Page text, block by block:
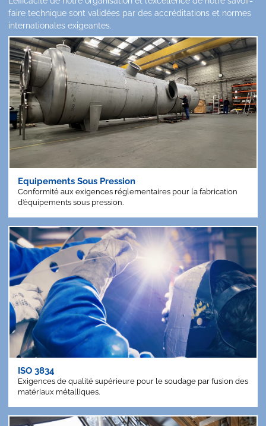
faire technique sont validées par des accréditations et normes
internationales exigeantes.
Equipements Sous Pression
Conformité aux exigences réglementaires pour la fabrication
d’équipements sous pression.
ISO 3834
Exigences de qualité supérieure pour le soudage par fusion des
matériaux métalliques.